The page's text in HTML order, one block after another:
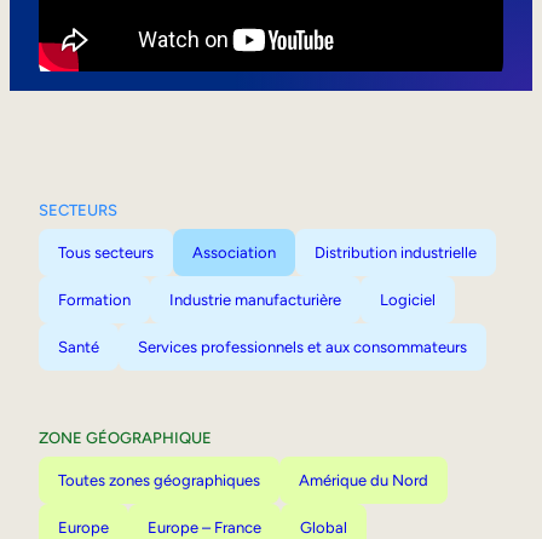
SECTEURS
Tous secteurs Association Distribution industrielle
Formation Industrie manufacturière Logiciel
Santé Services professionnels et aux consommateurs
ZONE GÉOGRAPHIQUE
Toutes zones géographiques Amérique du Nord
Europe Europe – France Global